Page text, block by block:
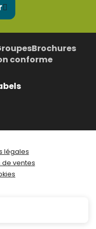
Brochures
conforme
légales
ventes